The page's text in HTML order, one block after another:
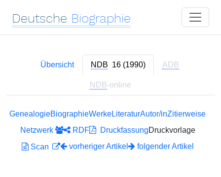
Deutsche Biographie
Übersicht NDB 16 (1990) ADB
NDB-online
GenealogieBiographieWerkeLiteraturAutor/inZitierweise
Netzwerk
RDF DruckfassungDruckvorlage
Scan
vorheriger Artikel folgender Artikel